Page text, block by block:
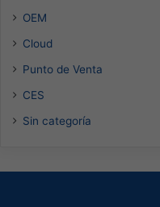
OEM
Cloud
Punto de Venta
CES
Sin categoría